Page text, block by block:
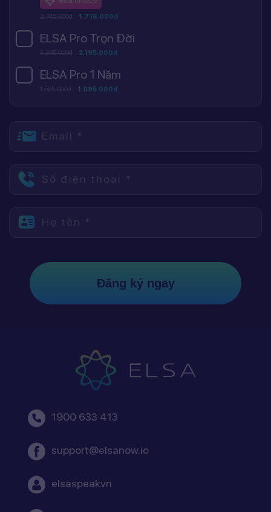
2.745.000đ 1.716.000đ
ELSA Pro Trọn Đời
3.395.000đ 2.195.000đ
ELSA Pro 1 Năm
1.595.000đ 1.095.000đ
Email *
Số điện thoại *
Họ tên *
Đăng ký ngay
1900 633 413
support@elsanow.io
elsaspeakvn